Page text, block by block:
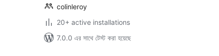
colinleroy
20+ active installations
7.0.0 এর সাথে টেস্ট করা হয়েছে